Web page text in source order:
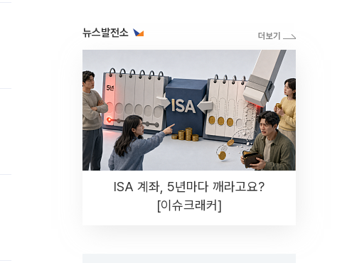
뉴스발전소
ISA 계좌, 5년마다 깨라고요?
[이슈크래커]